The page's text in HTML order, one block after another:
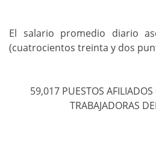
El salario promedio diario
(cuatrocientos treinta y dos
59,017 PUESTOS
TRABAJADORAS